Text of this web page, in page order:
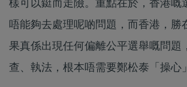
樣可以鋌而走險。重點在於，香港嘅
唔能夠去處理呢啲問題，而香港，勝
果真係出現任何偏離公平選舉嘅問題
查、執法，根本唔需要鄭松泰「操心